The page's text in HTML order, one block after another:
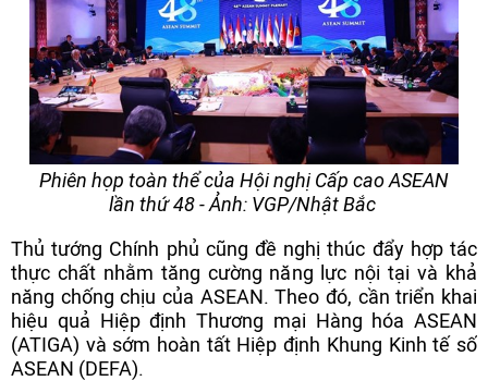
Phiên họp toàn thể của Hội nghị Cấp cao ASEAN
lần thứ 48 - Ảnh: VGP/Nhật Bắc
Thủ tướng Chính phủ cũng đề nghị thúc đẩy hợp tác
thực chất nhằm tăng cường năng lực nội tại và khả
năng chống chịu của ASEAN. Theo đó, cần triển khai
hiệu quả Hiệp định Thương mại Hàng hóa ASEAN
(ATIGA) và sớm hoàn tất Hiệp định Khung Kinh tế số
ASEAN (DEFA).